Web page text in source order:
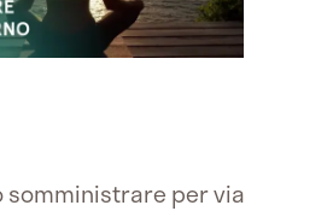
somministrare per via